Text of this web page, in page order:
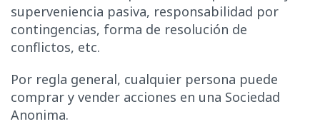
superveniencia pasiva, responsabilidad por
contingencias, forma de resolución de
conflictos, etc.
Por regla general, cualquier persona puede
comprar y vender acciones en una Sociedad
Anonima.